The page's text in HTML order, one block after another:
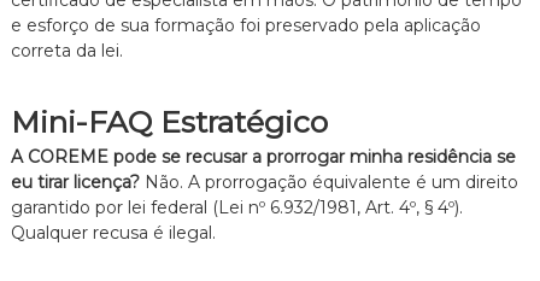
e esforço de sua formação foi preservado pela aplicação
correta da lei.
Mini-FAQ Estratégico
A COREME pode se recusar a prorrogar minha residência se
eu tirar licença?Não. A prorrogação équivalente é um direito
garantido por lei federal (Lei nº 6.932/1981,Art. 4º,§ 4º).
Qualquer recusa é ilegal.